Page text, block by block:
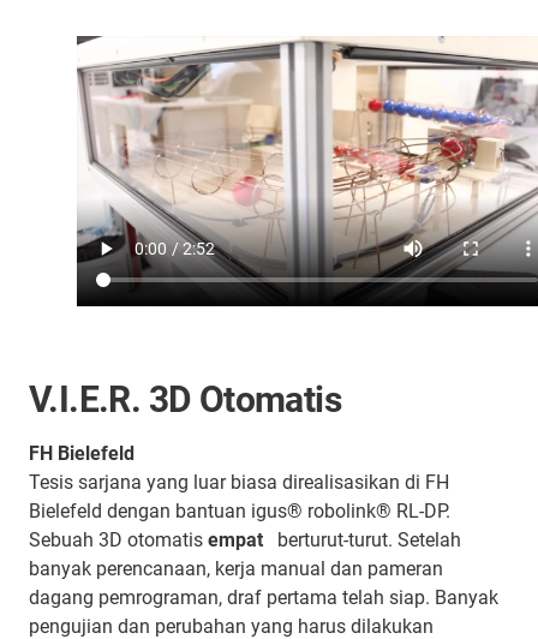
V.I.E.R. 3D Otomatis
FH Bielefeld
Tesis sarjana yang luar biasa direalisasikan di FH
Bielefeld dengan bantuan igus® robolink® RL-DP.
Sebuah 3D otomatis empat berturut-turut. Setelah
banyak perencanaan, kerja manual dan pameran
dagang pemrograman, draf pertama telah siap. Banyak
pengujian dan perubahan yang harus dilakukan